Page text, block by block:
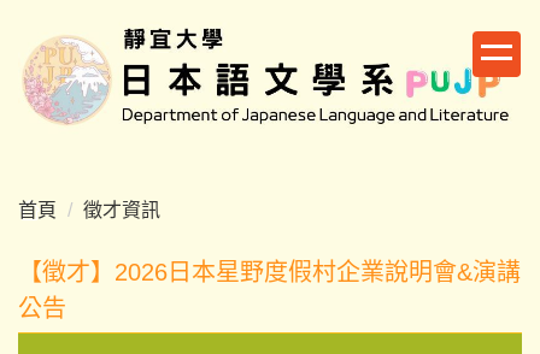
主
要
首頁
徵才資訊
【徵才】2026日本星野度假村企業說明會&演講
公告